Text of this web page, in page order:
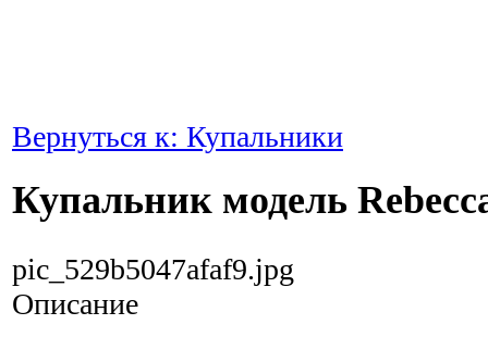
Вернуться к: Купальники
Купальник модель
pic_529b5047afaf9.jpg
Описание